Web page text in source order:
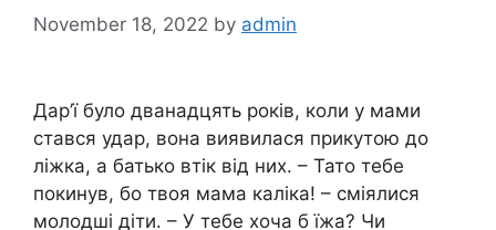
November 18, 2022 by admin
Дар’ї було дванадцять років, коли у мами
стався удар, вона виявилася прикутою до
ліжка, а батько втік від них. – Тато тебе
покинув, бо твоя мама каліка! – сміялися
молодші діти. – У тебе хоча б їжа? Чи